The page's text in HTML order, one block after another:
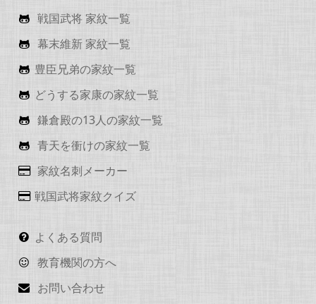
戦国武将 家紋一覧
幕末維新 家紋一覧
豊臣兄弟の家紋一覧
どうする家康の家紋一覧
鎌倉殿の13人の家紋一覧
青天を衝けの家紋一覧
家紋名刺メーカー
戦国武将家紋クイズ
よくある質問
教育機関の方へ
お問い合わせ